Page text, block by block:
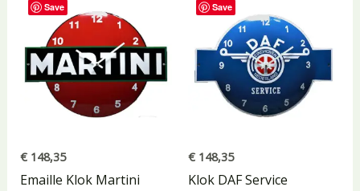
Save
€148,35
Emaille Klok Martini
Save
€ 148,35
Klok DAF Service